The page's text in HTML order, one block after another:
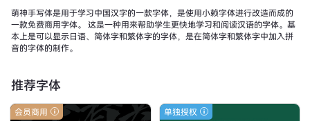
萌神手写体是用于学习中国汉字的一款字体，是使用小赖字体进行改造而成的
一款免费商用字体。 这是一种用来帮助学生更快地学习和阅读汉语的字体。基
本上是可以显示日语、简体字和繁体字的字体，是在简体字和繁体字中加入拼
音的字体的制作。
推荐字体
会员商用 单独授权